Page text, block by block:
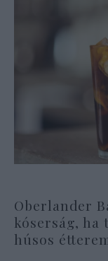
Oberlander
kóserság, ha
húsos